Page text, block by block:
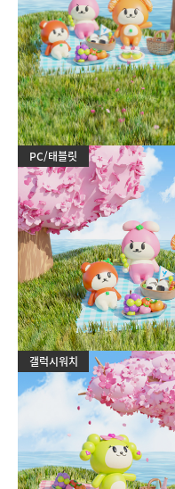
PC/태블릿
갤럭시워치